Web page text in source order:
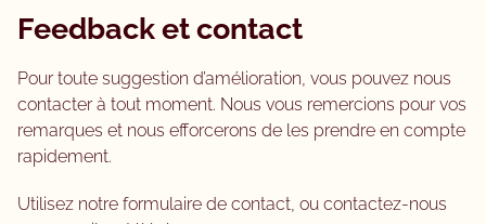
Feedback et contact
Pour toute suggestion d’amélioration, vous pouvez nous
contacter à tout moment. Nous vous remercions pour vos
remarques et nous efforcerons de les prendre en compte
rapidement.
Utilisez notre formulaire de contact, ou contactez-nous